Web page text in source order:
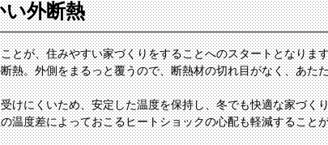
い外断熱
とが、住みやすい家づくりをすることへのスタートとなりま
熱。外側をまるっと覆うので、断熱材の切れ目がなく、あた
けにくいため、安定した温度を保持し、冬でも快適な家づく
温度差によっておこるヒートショックの心配も軽減すること